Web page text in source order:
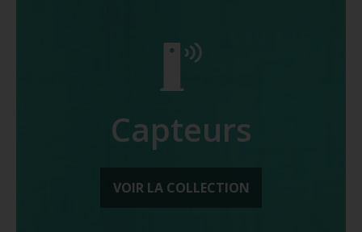
Capteurs
VOIR LA COLLECTION